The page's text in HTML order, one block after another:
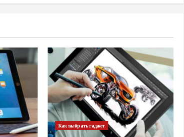
Как выбрать гаджет